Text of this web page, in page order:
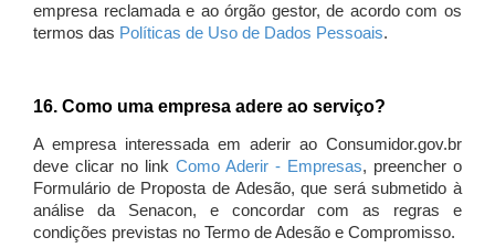
empresa reclamada e ao órgão gestor, de acordo com os
termos das Políticas de Uso de Dados Pessoais.
16. Como uma empresa adere ao serviço?
A empresa interessada em aderir ao Consumidor.gov.br
deve clicar no link Como Aderir - Empresas, preencher o
Formulário de Proposta de Adesão, que será submetido à
análise da Senacon, e concordar com as regras e
condições previstas no Termo de Adesão e Compromisso.